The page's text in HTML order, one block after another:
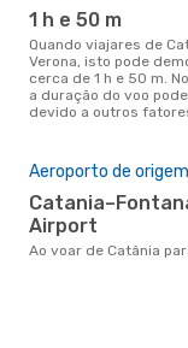
1 h e 50 m
Quando viajares de Catânia para
Verona, isto pode
cerca de 1 h e 50 m.
a duração do voo
devido a outros
Aeroporto de origem
Catania–Fontanarossa
Airport
Ao voar de Catânia